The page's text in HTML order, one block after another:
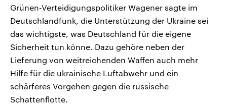
Grünen-Verteidigungspolitiker Wagener sagte im
Deutschlandfunk, die Unterstützung der Ukraine sei
das wichtigste, was Deutschland für die eigene
Sicherheit tun könne. Dazu gehöre neben der
Lieferung von weitreichenden Waffen auch mehr
Hilfe für die ukrainische Luftabwehr und ein
schärferes Vorgehen gegen die russische
Schattenflotte.